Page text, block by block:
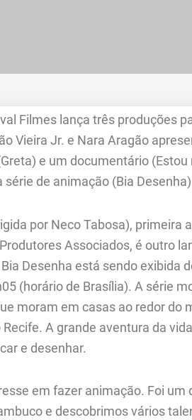
Filmes lança três produções
Vieira Jr. e Nara Aragão
e um documentário (Estou
série de animação (Bia
por Neco Tabosa), primeira
Associados, é outro
Desenha está sendo exibida
(horário de Brasília). A série
moram em casas ao redor
A grande aventura da
e desenhar.
em fazer animação. Foi
e descobrimos vários